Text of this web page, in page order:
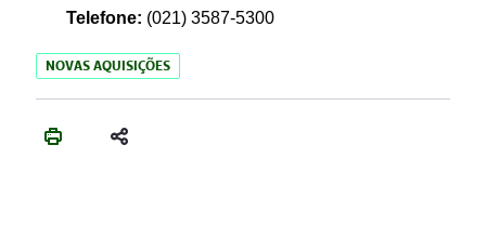
Telefone: (021) 3587-5300
NOVAS AQUISIÇÕES